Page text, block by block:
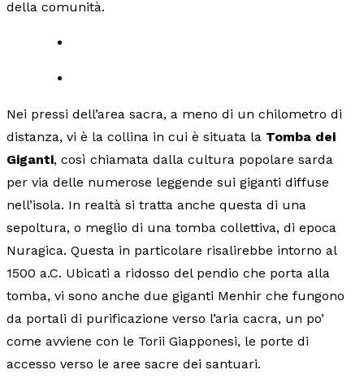
della comunità.
Nei pressi dell’area sacra, a meno di un chilometro di
distanza, vi è la collina in cui è situata la Tomba dei
Giganti, così chiamata dalla cultura popolare sarda
per via delle numerose leggende sui giganti diffuse
nell’isola. In realtà si tratta anche questa di una
sepoltura, o meglio di una tomba collettiva, di epoca
Nuragica. Questa in particolare risalirebbe intorno al
1500 a.C. Ubicati a ridosso del pendio che porta alla
tomba, vi sono anche due giganti Menhir che fungono
da portali di purificazione verso l’aria cacra, un po’
come avviene con le Torii Giapponesi, le porte di
accesso verso le aree sacre dei santuari.